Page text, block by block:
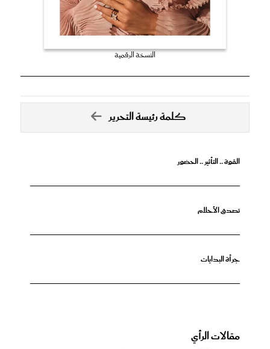
النسخة الرقمية
كلمة رئيسة التحرير
القوة .. التأثير .. الحضور
تصدق الأحلام
جرأة البدايات
مقالات الرأي